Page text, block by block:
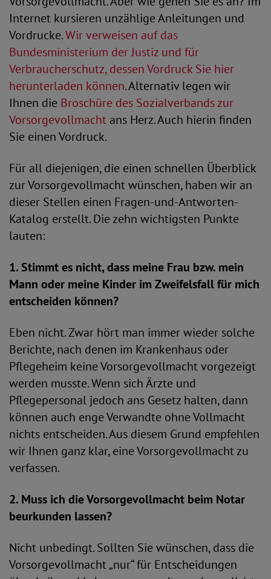
Internet kursieren unzählige Anleitungen und
Vordrucke.Wir verweisen auf das
Bundesministerium der Justiz und für
Verbraucherschutz, dessen Vordruck Sie hier
herunterladen können. Alternativ legen wir
Ihnen die Broschüre des Sozialverbands zur
Vorsorgevollmacht ans Herz. Auch hierin finden
Sie einen Vordruck.
Für all diejenigen, die einen schnellen Überblick
zur Vorsorgevollmacht wünschen, haben wir an
dieser Stellen einen Fragen-und-Antworten-
Katalog erstellt. Die zehn wichtigsten Punkte
lauten:
1. Stimmt es nicht, dass meine Frau bzw. mein
Mann oder meine Kinder im Zweifelsfall für mich
entscheiden können?
Eben nicht. Zwar hört man immer wieder solche
Berichte, nach denen im Krankenhaus oder
Pflegeheim keine Vorsorgevollmacht vorgezeigt
werden musste. Wenn sich Ärzte und
Pflegepersonal jedoch ans Gesetz halten, dann
können auch enge Verwandte ohne Vollmacht
nichts entscheiden. Aus diesem Grund empfehlen
wir Ihnen ganz klar, eine Vorsorgevollmacht zu
verfassen.
2. Muss ich die Vorsorgevollmacht beim Notar
beurkunden lassen?
Nicht unbedingt. Sollten Sie wünschen, dass die
Vorsorgevollmacht „nur“ für Entscheidungen